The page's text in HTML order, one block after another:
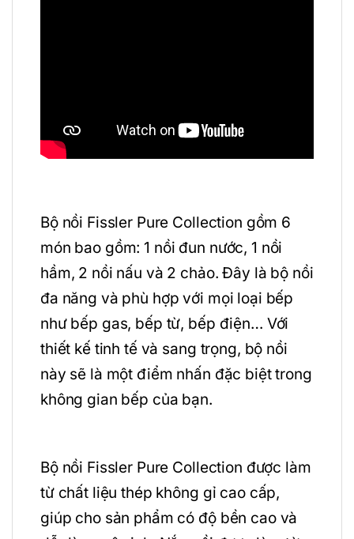
Bộ nồi Fissler Pure Collection gồm 6
món bao gồm: 1 nồi đun nước, 1 nồi
hầm, 2 nồi nấu và 2 chảo. Đây là bộ nồi
đa năng và phù hợp với mọi loại bếp
như bếp gas, bếp từ, bếp điện… Với
thiết kế tinh tế và sang trọng, bộ nồi
này sẽ là một điểm nhấn đặc biệt trong
không gian bếp của bạn.
Bộ nồi Fissler Pure Collection được làm
từ chất liệu thép không gỉ cao cấp,
giúp cho sản phẩm có độ bền cao và